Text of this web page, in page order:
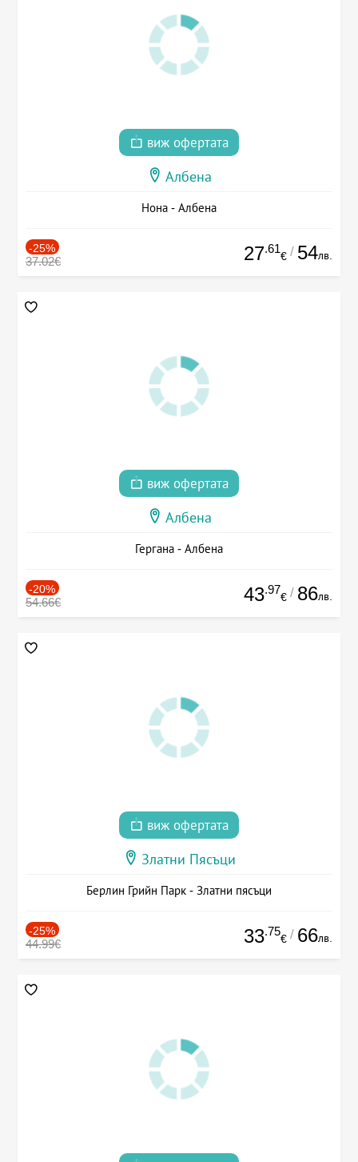
виж офертата
Албена
Нона - Албена
-25%
37.02€ 27.61
€ / 54лв.
виж офертата
Албена
Гергана - Албена
-20%
54.66€ 43.97
€ / 86лв.
виж офертата
Златни Пясъци
Берлин Грийн Парк - Златни пясъци
-25%
44.99€ 33.75
€ / 66лв.